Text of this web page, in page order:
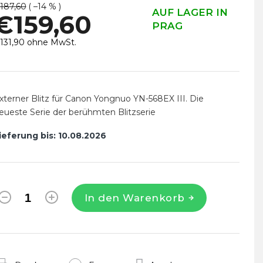
( –14 % )
AUF LAGER IN
PRAG
ohne MwSt.
bis: 10.08.2026
In den Warenkorb
Blitz für Canon Yongnuo YN-568EX III. Die
Serie der berühmten Blitzserie